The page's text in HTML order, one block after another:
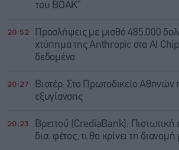
του ΒΟΑΚ”
20:52
Προσλήψεις με μισθό 485.000
χτύπημα της Anthropic στα AI
δεδομένα
20:27
Βιοτέρ: Στο Πρωτοδικείο
εξυγίανσης
20:23
Βρεττού (CrediaBank): Πιστωτική
δισ. φέτος, τι θα κρίνει τη